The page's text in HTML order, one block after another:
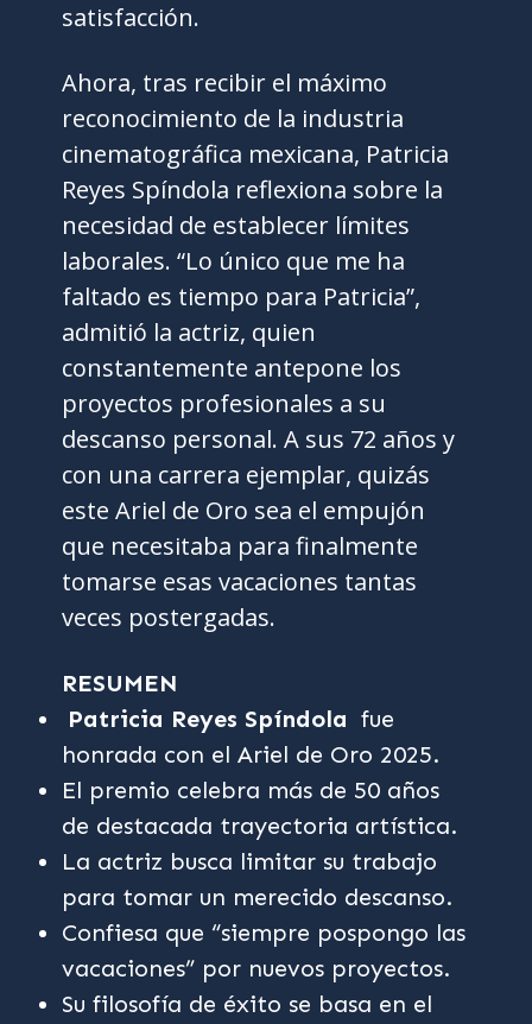
satisfacción.
Ahora, tras recibir el máximo
reconocimiento de la industria
cinematográfica mexicana, Patricia
Reyes Spíndola reflexiona sobre la
necesidad de establecer límites
laborales. “Lo único que me ha
faltado es tiempo para Patricia”,
admitió la actriz, quien
constantemente antepone los
proyectos profesionales a su
descanso personal. A sus 72 años y
con una carrera ejemplar, quizás
este Ariel de Oro sea el empujón
que necesitaba para finalmente
tomarse esas vacaciones tantas
veces postergadas.
RESUMEN
Patricia Reyes Spíndola fue
honrada con el Ariel de Oro 2025.
El premio celebra más de 50 años
de destacada trayectoria artística.
La actriz busca limitar su trabajo
para tomar un merecido descanso.
Confiesa que “siempre pospongo las
vacaciones” por nuevos proyectos.
Su filosofía de éxito se basa en el